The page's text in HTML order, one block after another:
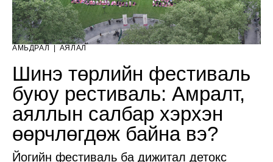
АМЬДРАЛ АЯЛАЛ
Шинэ төрлийн фестиваль
буюу рестиваль: Амралт,
аяллын салбар хэрхэн
өөрчлөгдөж байна вэ?
Йогийн фестиваль ба дижитал детокс